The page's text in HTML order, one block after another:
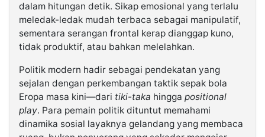
dalam hitungan detik. Sikap emosional yang terlalu
meledak-ledak mudah terbaca sebagai manipulatif,
sementara serangan frontal kerap dianggap kuno,
tidak produktif, atau bahkan melelahkan.
Politik modern hadir sebagai pendekatan yang
sejalan dengan perkembangan taktik sepak bola
Eropa masa kini—dari tiki-taka hingga positional
play. Para pemain politik dituntut memahami
dinamika sosial layaknya gelandang yang membaca